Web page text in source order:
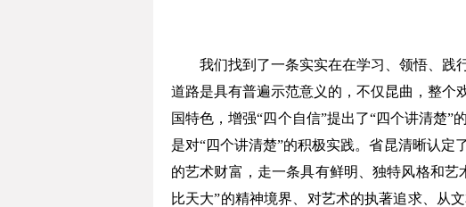
我们找到了一条实实在在学习、领悟、践行
道路是具有普遍示范意义的，不仅昆曲，整个
国特色，增强“四个自信”提出了“四个讲清楚
是对“四个讲清楚”的积极实践。省昆清晰认
的艺术财富，走一条具有鲜明、独特风格和
比天大”的精神境界、对艺术的执著追求、从